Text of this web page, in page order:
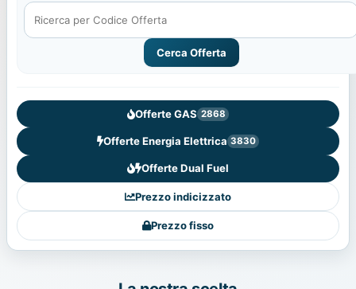
Cerca Offerta
Offerte GAS 2868
Offerte Energia Elettrica 3830
Offerte Dual Fuel
Prezzo indicizzato
Prezzo fisso